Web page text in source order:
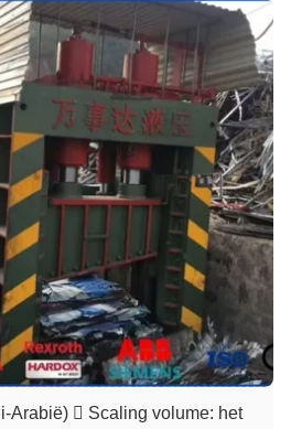
schroot is ...
Arabië)  Scaling volume: het